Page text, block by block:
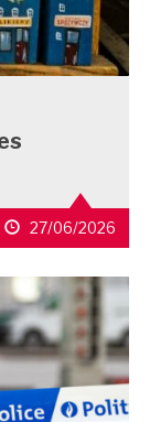
27/06/2026